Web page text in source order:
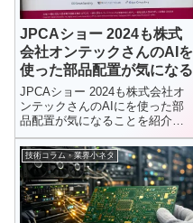
JPCAショー 2024も株式
会社オンテックさんのAIを
使った部品配置が気になる
JPCAショー 2024も株式会社オ
ンテックさんのAIにを使った部
品配置が気になることを紹介し
ています。
技術コラム・業界小ネタ